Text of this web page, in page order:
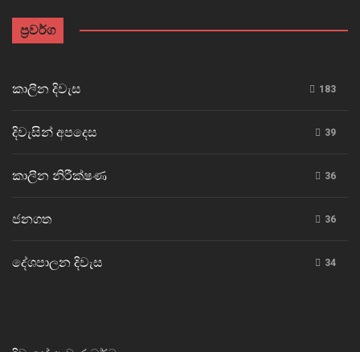
ප්‍රවර්ග
කාලීන දිවැස 183
දිවැසින් අපදෙස 39
කාලීන නිරීක්ෂණ 36
ජනගත 36
දේශපාලන දිවැස 34